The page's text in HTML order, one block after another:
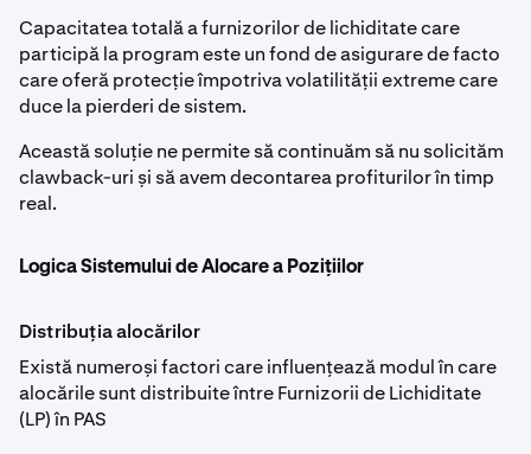
Capacitatea totală a furnizorilor de lichiditate care
participă la program este un fond de asigurare de facto
care oferă protecție împotriva volatilității extreme care
duce la pierderi de sistem.
Această soluție ne permite să continuăm să nu solicităm
clawback-uri și să avem decontarea profiturilor în timp
real.
Logica Sistemului de Alocare a Pozițiilor
Distribuția alocărilor
Există numeroși factori care influențează modul în care
alocările sunt distribuite între Furnizorii de Lichiditate
(LP) în PAS